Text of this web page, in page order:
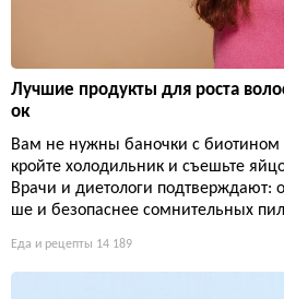
Лучшие продукты для роста
ок
Вам не нужны баночки с биотином
кройте холодильник и съешьте
Врачи и диетологи подтверждают:
ше и безопаснее сомнительных
Еда и рецепты 14 189